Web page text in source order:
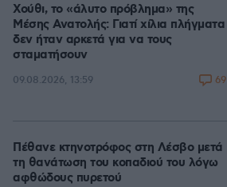
Χούθι, το «άλυτο πρόβλημα» της
Μέσης Ανατολής: Γιατί χίλια πλήγματα
δεν ήταν αρκετά για να τους
σταματήσουν
09.08.2026, 13:59 69
Πέθανε κτηνοτρόφος στη Λέσβο μετά
τη θανάτωση του κοπαδιού του λόγω
αφθώδους πυρετού